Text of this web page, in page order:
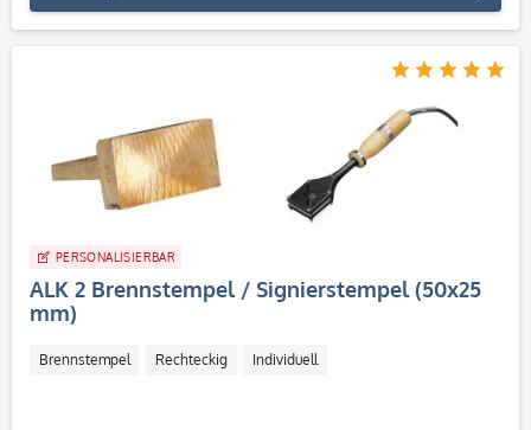
PERSONALISIERBAR
ALK 2 Brennstempel / Signierstempel (50x25
mm)
Brennstempel Rechteckig Individuell